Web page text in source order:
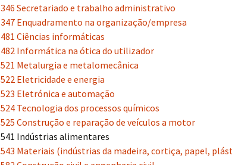
346 Secretariado e trabalho administrativo
347 Enquadramento na organização/empresa
481 Ciências informáticas
482 Informática na ótica do utilizador
521 Metalurgia e metalomecânica
522 Eletricidade e energia
523 Eletrónica e automação
524 Tecnologia dos processos químicos
525 Construção e reparação de veículos a motor
541 Indústrias alimentares
543 Materiais (indústrias da madeira, cortiça, papel,